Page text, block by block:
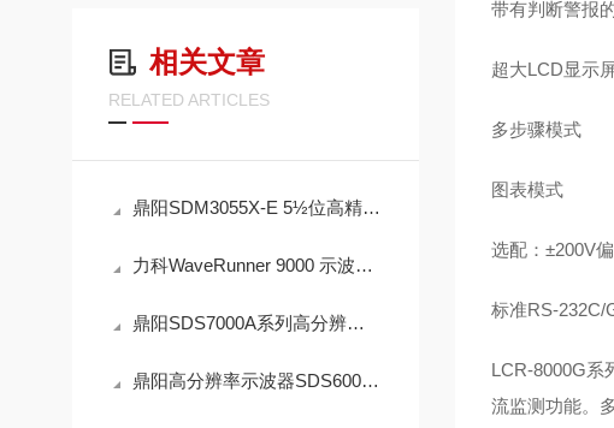
相关文章
RELATED ARTICLES
鼎阳SDM3055X-E 5½位高精度台式万用表 4.3 英寸真彩 TFT-LCD 大屏显示
力科WaveRunner 9000 示波器 带有 OneTouch 的 MAUI 更快的洞察力
鼎阳SDS7000A系列高分辨率数字示波器 SDS7804A H12/7604A H12/7404A H12
鼎阳高分辨率示波器SDS6000Pro SDS6034H10Pro/6034H12Pro/更好呈现波形
带有判断警报
超大LCD显示
多步骤模式
图表模式
选配：±200V
标准RS-232C/
LCR-8000G系
流监测功能。